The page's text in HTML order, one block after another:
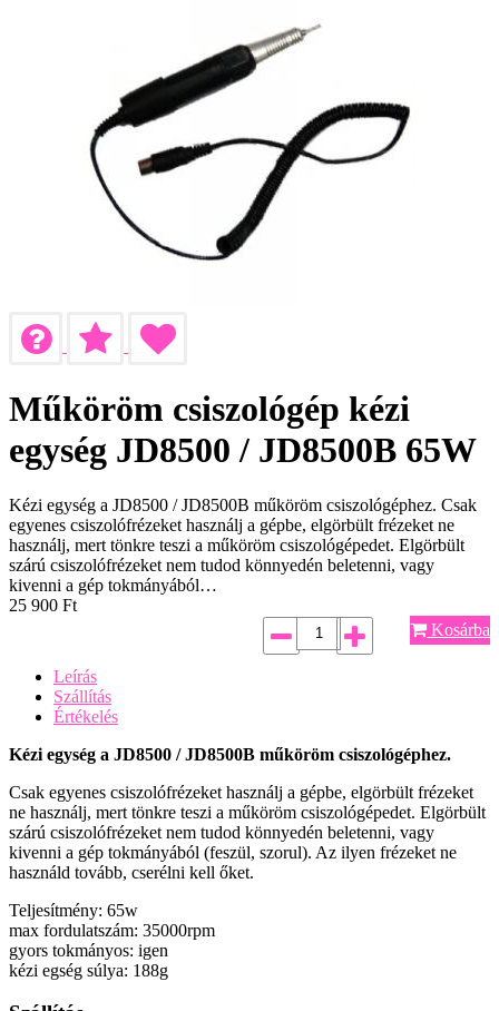
Műköröm csiszológép kézi
egység JD8500 / JD8500B 65W
Kézi egység a JD8500 / JD8500B műköröm csiszológéphez. Csak
egyenes csiszolófrézeket használj a gépbe, elgörbült frézeket ne
használj, mert tönkre teszi a műköröm csiszológépedet. Elgörbült
szárú csiszolófrézeket nem tudod könnyedén beletenni, vagy
kivenni a gép tokmányából…
25 900 Ft
Kosárba
Leírás
Szállítás
Értékelés
Kézi egység a JD8500 / JD8500B műköröm csiszológéphez.
Csak egyenes csiszolófrézeket használj a gépbe, elgörbült frézeket
ne használj, mert tönkre teszi a műköröm csiszológépedet. Elgörbült
szárú csiszolófrézeket nem tudod könnyedén beletenni, vagy
kivenni a gép tokmányából (feszül, szorul). Az ilyen frézeket ne
használd tovább, cserélni kell őket.
Teljesítmény: 65w
max fordulatszám: 35000rpm
gyors tokmányos: igen
kézi egség súlya: 188g